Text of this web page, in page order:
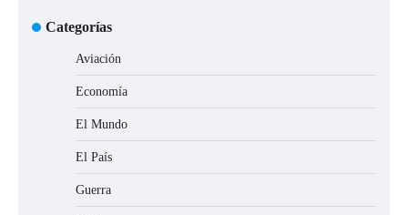
Categorías
Aviación
Economía
El Mundo
El País
Guerra